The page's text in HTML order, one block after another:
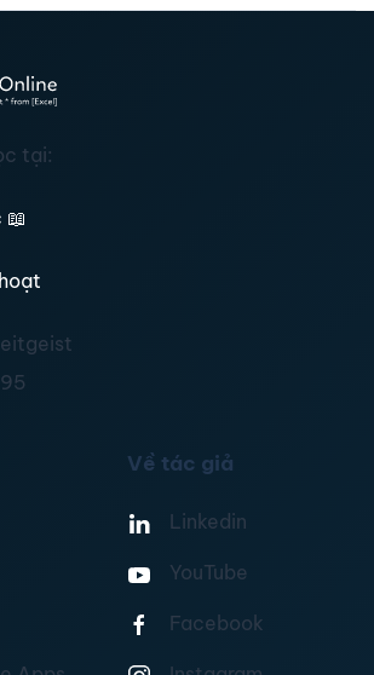
tại:
📖
Về tác giả
Linkedin
YouTube
Facebook